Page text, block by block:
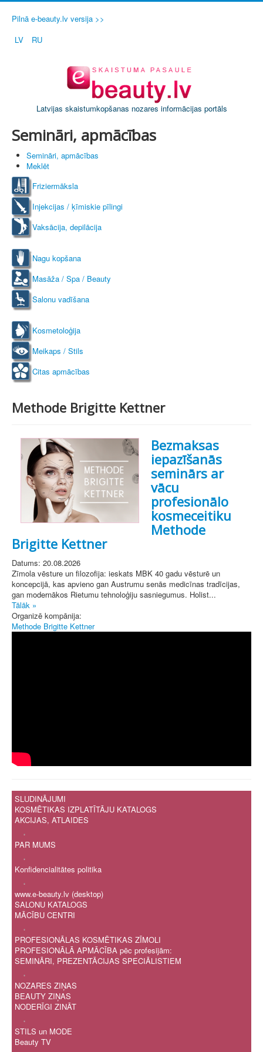
Pilnā e-beauty.lv versija >>
LV
RU
Latvijas skaistumkopšanas nozares informācijas portāls
Semināri, apmācības
Semināri, apmācības
Meklēt
Friziermāksla
Injekcijas / ķīmiskie pīlingi
Vaksācija, depilācija
Nagu kopšana
Masāža / Spa / Beauty
Salonu vadīšana
Kosmetoloģija
Meikaps / Stils
Citas apmācības
Methode Brigitte Kettner
Bezmaksas
iepazīšanās
seminārs ar
vācu
profesionālo
kosmeceitiku
Methode
Brigitte Kettner
Datums: 20.08.2026
Zīmola vēsture un filozofija: ieskats MBK 40 gadu vēsturē un
koncepcijā, kas apvieno gan Austrumu senās medicīnas tradīcijas,
gan modernākos Rietumu tehnoloģiju sasniegumus. Holist...
Tālāk »
Organizē kompānija:
Methode Brigitte Kettner
SLUDINĀJUMI
KOSMĒTIKAS IZPLATĪTĀJU KATALOGS
AKCIJAS, ATLAIDES
.
PAR MUMS
.
Konfidencialitātes politika
.
www.e-beauty.lv (desktop)
SALONU KATALOGS
MĀCĪBU CENTRI
.
PROFESIONĀLAS KOSMĒTIKAS ZĪMOLI
PROFESIONĀLĀ APMĀCĪBA pēc profesijām:
SEMINĀRI, PREZENTĀCIJAS SPECIĀLISTIEM
.
NOZARES ZIŅAS
BEAUTY ZIŅAS
NODERĪGI ZINĀT
.
STILS un MODE
Beauty TV